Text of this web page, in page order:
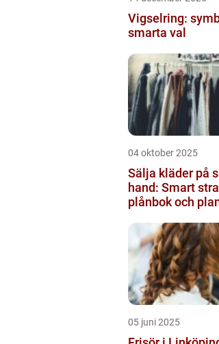
Vigselring:
smarta val
04 oktober 2025
Sälja kläder på
hand: Smart
plånbok och
05 juni 2025